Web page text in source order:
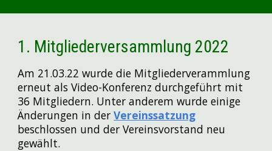
1 . Mitgliederversammlung 2022
Am 21.03.22 wurde die Mitgliederverammlung
erneut als Video-Konferenz durchgeführt mit
36 Mitgliedern. Unter anderem wurde einige
Änderungen in der Vereinssatzung
beschlossen und der Vereinsvorstand neu
gewählt.